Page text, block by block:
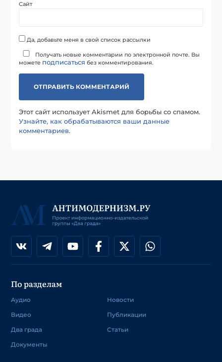
Сайт
Да, добавьте меня в свой список рассылки
Получать новые комментарии по электронной почте. Вы
можете подписаться без комментирования.
Этот сайт использует Akismet для борьбы со спамом.
Узнайте, как обрабатываются ваши данные
комментариев.
По разделам
Аудио
Видео
Два града
Документы
Новости
Публикации
Статьи